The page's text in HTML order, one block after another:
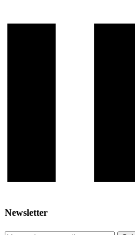
Newsletter